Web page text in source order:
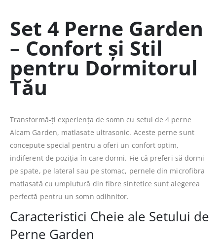
Set 4 Perne Garden
– Confort și Stil
pentru Dormitorul
Tău
Transformă-ți experiența de somn cu setul de 4 perne
Alcam Garden, matlasate ultrasonic. Aceste perne sunt
concepute special pentru a oferi un confort optim,
indiferent de poziția în care dormi. Fie că preferi să dormi
pe spate, pe lateral sau pe stomac, pernele din microfibra
matlasată cu umplutură din fibre sintetice sunt alegerea
perfectă pentru un somn odihnitor.
Caracteristici Cheie ale Setului de
Perne Garden